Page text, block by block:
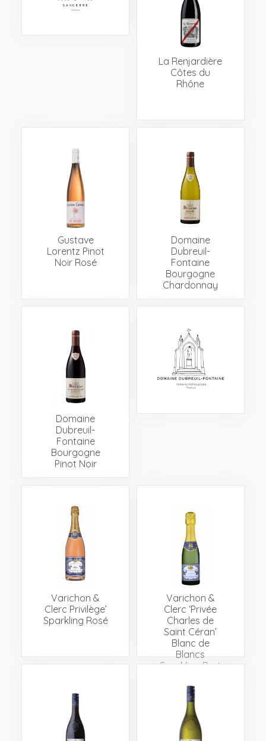
News & Reviews
La Renjardière
Côtes du
Rhône
Gustave
Lorentz Pinot
Noir Rosé
Domaine
Dubreuil-
Fontaine
Bourgogne
Chardonnay
Domaine
Dubreuil-
Fontaine
Bourgogne
Pinot Noir
Varichon &
Clerc Privilège’
Sparkling Rosé
Varichon &
Clerc ‘Privée
Charles de
Saint Céran’
Blanc de
Blancs
Sparkling Brut